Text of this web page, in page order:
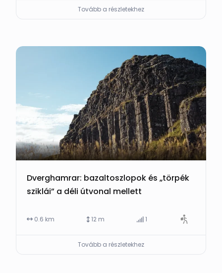
Tovább a részletekhez
Dverghamrar: bazaltoszlopok és „törpék
sziklái” a déli útvonal mellett
0.6 km 12 m 1
Tovább a részletekhez